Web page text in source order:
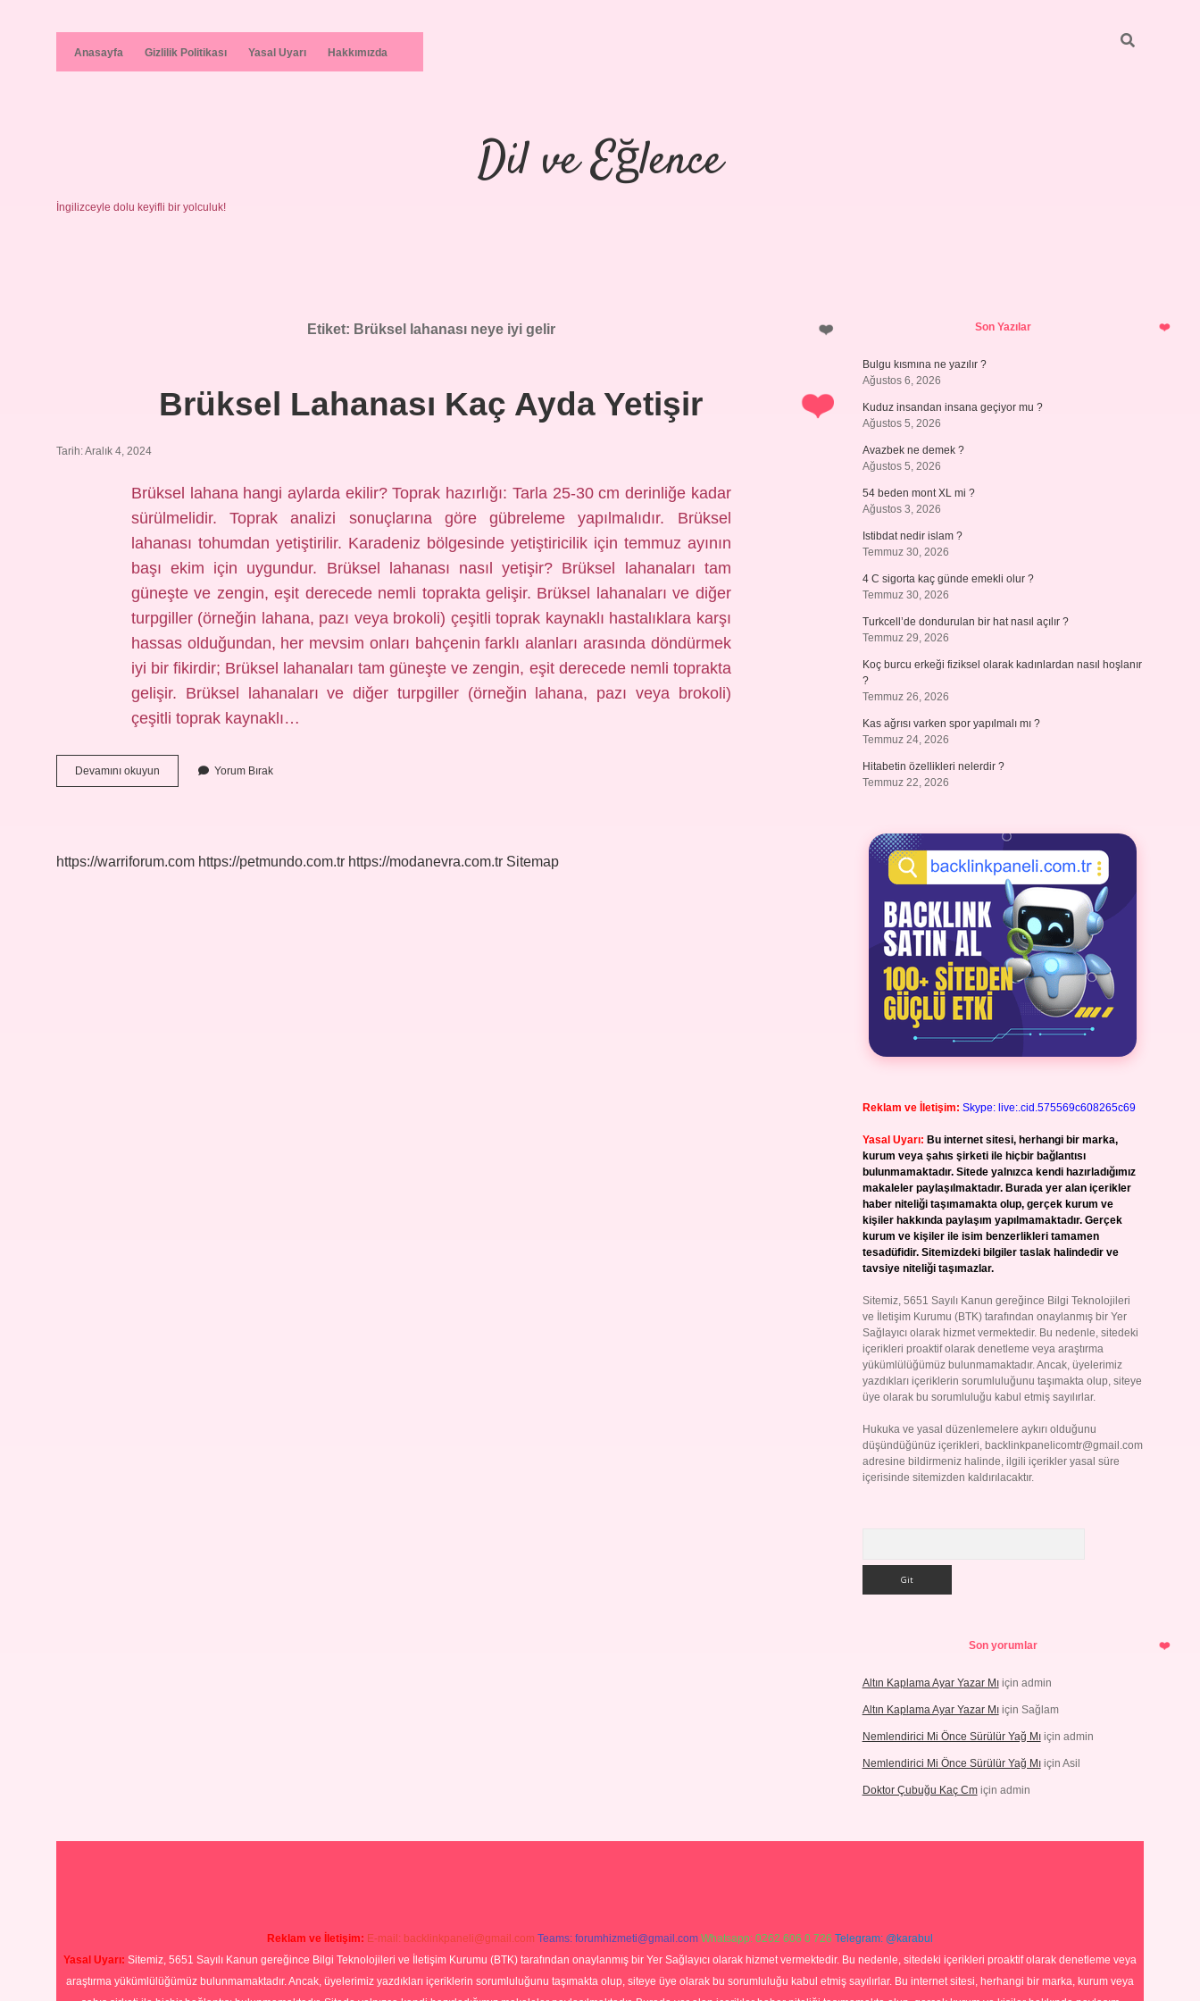
Anasayfa Gizlilik Politikası Yasal Uyarı Hakkımızda
Dil ve Eğlence
İngilizceyle dolu keyifli bir yolculuk!
Etiket: Brüksel lahanası neye iyi gelir
Brüksel Lahanası Kaç Ayda Yetişir
Tarih: Aralık 4, 2024
Brüksel lahana hangi aylarda ekilir? Toprak hazırlığı: Tarla 25-30 cm derinliğe kadar
sürülmelidir. Toprak analizi sonuçlarına göre gübreleme yapılmalıdır. Brüksel
lahanası tohumdan yetiştirilir. Karadeniz bölgesinde yetiştiricilik için temmuz ayının
başı ekim için uygundur. Brüksel lahanası nasıl yetişir? Brüksel lahanaları tam
güneşte ve zengin, eşit derecede nemli toprakta gelişir. Brüksel lahanaları ve diğer
turpgiller (örneğin lahana, pazı veya brokoli) çeşitli toprak kaynaklı hastalıklara karşı
hassas olduğundan, her mevsim onları bahçenin farklı alanları arasında döndürmek
iyi bir fikirdir; Brüksel lahanaları tam güneşte ve zengin, eşit derecede nemli toprakta
gelişir. Brüksel lahanaları ve diğer turpgiller (örneğin lahana, pazı veya brokoli)
çeşitli toprak kaynaklı…
Devamını okuyun
Lahanası
Yorum Bırak
https://warriforum.com https://petmundo.com.tr https://modanevra.com.tr Sitemap
SidebarSon Yazılar
Bulgu kısmına ne yazılır ?
Ağustos 6, 2026
Kuduz insandan insana geçiyor mu ?
Ağustos 5, 2026
Avazbek ne demek ?
Ağustos 5, 2026
54 beden mont XL mi ?
Ağustos 3, 2026
Istibdat nedir islam ?
Temmuz 30, 2026
4 C sigorta kaç günde emekli olur ?
Temmuz 30, 2026
Turkcell’de dondurulan bir hat nasıl açılır ?
Temmuz 29, 2026
Koç burcu erkeği fiziksel olarak kadınlardan nasıl hoşlanır
?
Temmuz 26, 2026
Kas ağrısı varken spor yapılmalı mı ?
Temmuz 24, 2026
Hitabetin özellikleri nelerdir ?
Temmuz 22, 2026
Reklam ve İletişim: Skype: live:.cid.575569c608265c69
Yasal Uyarı: Bu internet sitesi, herhangi bir marka,
kurum veya şahıs şirketi ile hiçbir bağlantısı
bulunmamaktadır. Sitede yalnızca kendi hazırladığımız
makaleler paylaşılmaktadır. Burada yer alan içerikler
haber niteliği taşımamakta olup, gerçek kurum ve
kişiler hakkında paylaşım yapılmamaktadır. Gerçek
kurum ve kişiler ile isim benzerlikleri tamamen
tesadüfidir. Sitemizdeki bilgiler taslak halindedir ve
tavsiye niteliği taşımazlar.
Sitemiz, 5651 Sayılı Kanun gereğince Bilgi Teknolojileri
ve İletişim Kurumu (BTK) tarafından onaylanmış bir Yer
Sağlayıcı olarak hizmet vermektedir. Bu nedenle, sitedeki
içerikleri proaktif olarak denetleme veya araştırma
yükümlülüğümüz bulunmamaktadır. Ancak, üyelerimiz
yazdıkları içeriklerin sorumluluğunu taşımakta olup, siteye
üye olarak bu sorumluluğu kabul etmiş sayılırlar.
Hukuka ve yasal düzenlemelere aykırı olduğunu
düşündüğünüz içerikleri, backlinkpanelicomtr@gmail.com
adresine bildirmeniz halinde, ilgili içerikler yasal süre
içerisinde sitemizden kaldırılacaktır.
Son yorumlar
Altın Kaplama Ayar Yazar Mıiçin admin
Altın Kaplama Ayar Yazar Mıiçin Sağlam
Nemlendirici Mi Önce Sürülür Yağ Mıiçin admin
Nemlendirici Mi Önce Sürülür Yağ Mıiçin Asil
Doktor Çubuğu Kaç Cmiçin admin
Reklam ve İletişim: E-mail: backlinkpaneli@gmail.com Teams: forumhizmeti@gmail.com Whatsapp: 0262 606 0 726 Telegram: @karabul
Yasal Uyarı: Sitemiz, 5651 Sayılı Kanun gereğince Bilgi Teknolojileri ve İletişim Kurumu (BTK) tarafından onaylanmış bir Yer Sağlayıcı olarak hizmet vermektedir. Bu nedenle, sitedeki içerikleri proaktif olarak denetleme veya
araştırma yükümlülüğümüz bulunmamaktadır. Ancak, üyelerimiz yazdıkları içeriklerin sorumluluğunu taşımakta olup, siteye üye olarak bu sorumluluğu kabul etmiş sayılırlar. Bu internet sitesi, herhangi bir marka, kurum veya